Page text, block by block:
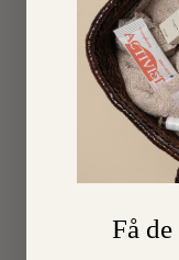
nænsomt
læberne.
Få de